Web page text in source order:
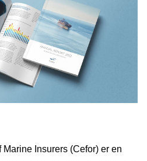
Insurers (Cefor) er en